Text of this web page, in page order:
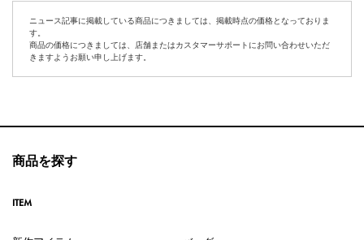
ニュース記事に掲載している商品につきましては、掲載時点の価格となっておりま
す。
商品の価格につきましては、店舗またはカスタマーサポートにお問い合わせいただ
きますようお願い申し上げます。
商品を探す
ITEM